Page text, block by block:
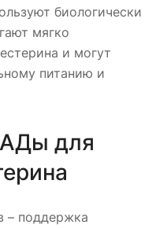
биологически
мягко
и могут
питанию и
для
– поддержка